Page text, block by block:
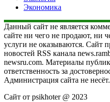
Экономика
Данный сайт не является
сайте ни чего не продают, ни
услуги не оказываются. Сайт
новостей RSS канала
newsru.com. Материалы
ответственность за
Администрация сайта не несёт.
Сайт от psikhoter @ 2023